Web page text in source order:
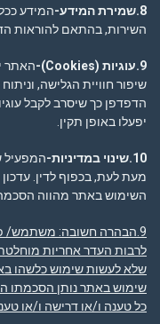
8.שמירת המידע-
המידע
השירות, בהתאם להוראות
9.עוגיות (Cookies)-
האתר
שיפור חוויית הגלישה,
הדפדפן כך שיסרב לקבל
יפעלו באופן תקין.
10.שינוי במדיניות-
המפעיל
מעת לעת, בכפוף לדין.
השימוש באתר מהווה הסכמה
9.הבהרה חשובה
: משתמש/
לרבות העדר אחריות
שלא לעשות שימוש כלשהו
שימוש באתר נותן הסכמתו
כל טענה ו/או דרישה ו/או